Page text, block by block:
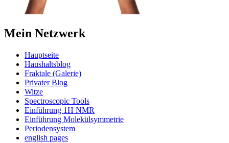
Mein Netzwerk
Hauptseite
Haushaltsblog
Fraktale (Galerie)
Privater Blog
Witze
Spectroscopic Tools
Einführung 1H NMR
Einführung Molekülsymmetrie
Periodensystem
english pages